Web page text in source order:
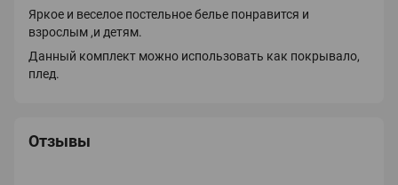
Яркое и веселое постельное белье понравится и
взрослым ,и детям.
Данный комплект можно использовать как покрывало,
плед.
Отзывы